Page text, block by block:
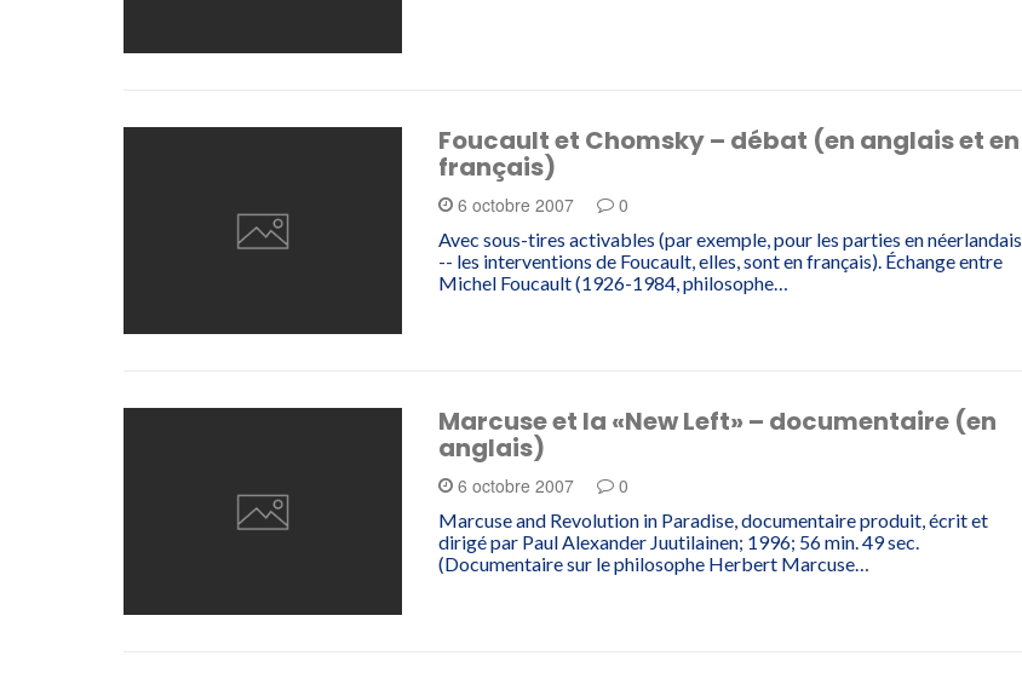
Foucault et Chomsky – débat (en anglais et en
français)
6 octobre 2007 0
Avec sous-tires activables (par exemple, pour les parties en néerlandais
-- les interventions de Foucault, elles, sont en français). Échange entre
Michel Foucault (1926-1984, philosophe…
Marcuse et la «New Left» – documentaire (en
anglais)
6 octobre 2007 0
Marcuse and Revolution in Paradise, documentaire produit, écrit et
dirigé par Paul Alexander Juutilainen; 1996; 56 min. 49 sec.
(Documentaire sur le philosophe Herbert Marcuse…